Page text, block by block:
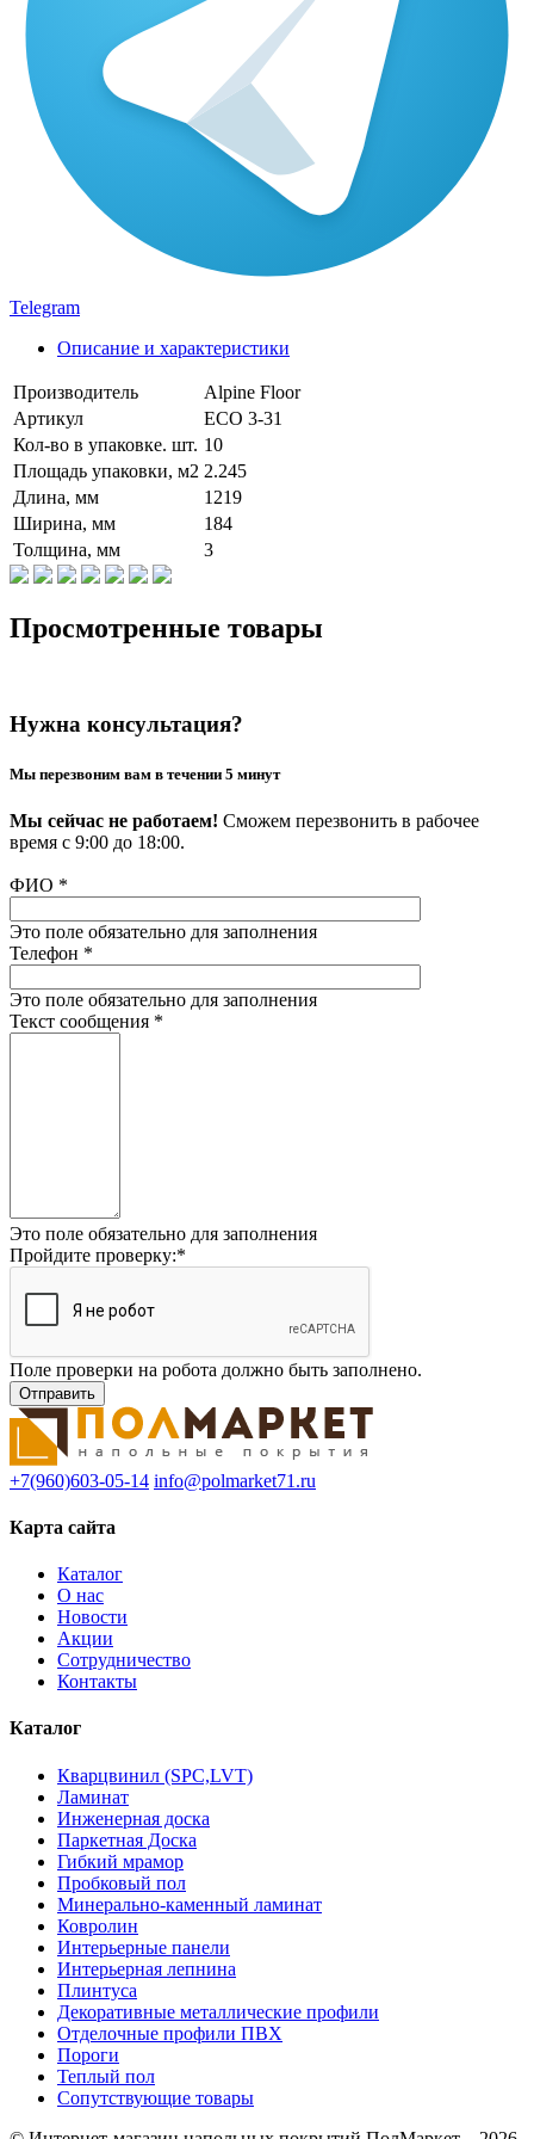
Telegram
Описание и характеристики
Производитель
Alpine Floor
Артикул
ЕСО 3-31
Кол-во в упаковке. шт. 10
Площадь упаковки, м2 2.245
Длина, мм
1219
Ширина, мм
184
Толщина, мм
3
Просмотренные товары
Нужна консультация?
Мы перезвоним вам в течении 5 минут
Мы сейчас не работаем! Сможем перезвонить в рабочее
время с 9:00 до 18:00.
ФИО *
Это поле обязательно для заполнения
Телефон *
Это поле обязательно для заполнения
Текст сообщения *
Это поле обязательно для заполнения
Пройдите проверку:*
Поле проверки на робота должно быть заполнено.
+7(960)603-05-14 info@polmarket71.ru
Карта сайта
Каталог
О нас
Новости
Акции
Сотрудничество
Контакты
Каталог
Кварцвинил (SPC,LVT)
Ламинат
Инженерная доска
Паркетная Доска
Гибкий мрамор
Пробковый пол
Минерально-каменный ламинат
Ковролин
Интерьерные панели
Интерьерная лепнина
Плинтуса
Декоративные металлические профили
Отделочные профили ПВХ
Пороги
Теплый пол
Сопутствующие товары